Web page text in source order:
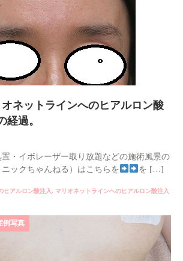
ネットラインへのヒアルロン酸
経過。
・イボレーザー取り放題などの施術風景の
ックちゃんねる）はこちらを
を […]
ヒアルロン酸注入, マリオネットラインへのヒアルロン酸注入
例写真